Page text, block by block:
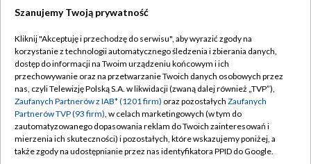
TVP
Abonament TVP
Emisja w TVP
Centrum informacji TVP
Naziemna Telewizja Cyfrowa
Regulamin TVP
Polityka prywatności
Moje zgody
Pomoc
Szanujemy Twoją prywatność
Kliknij "Akceptuję i przechodzę do serwisu", aby wyrazić zgody na
korzystanie z technologii automatycznego śledzenia i zbierania danych,
dostęp do informacji na Twoim urządzeniu końcowym i ich
przechowywanie oraz na przetwarzanie Twoich danych osobowych przez
nas, czyli Telewizję Polską S.A. w likwidacji (zwaną dalej również „TVP”),
Zaufanych Partnerów z IAB* (1201 firm) oraz pozostałych Zaufanych
Partnerów TVP (93 firm), w celach marketingowych (w tym do
zautomatyzowanego dopasowania reklam do Twoich zainteresowań i
mierzenia ich skuteczności) i pozostałych, które wskazujemy poniżej, a
także zgody na udostępnianie przez nas identyfikatora PPID do Google.